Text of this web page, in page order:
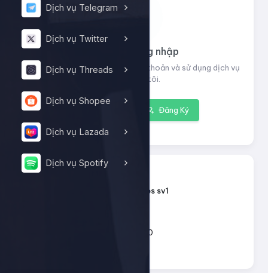
Dịch vụ Telegram
Dịch vụ Twitter
Dịch vụ Threads
Dịch vụ Shopee
Dịch vụ Lazada
Dịch vụ Spotify
Vui lòng đăng nhập
Đăng nhập để xem thông tin tài khoản và sử dụng dịch vụ
của chúng tôi.
Đăng Ký
ID dịch vụ: 13124
Tiktok - Likes sv1
200 - 10.000